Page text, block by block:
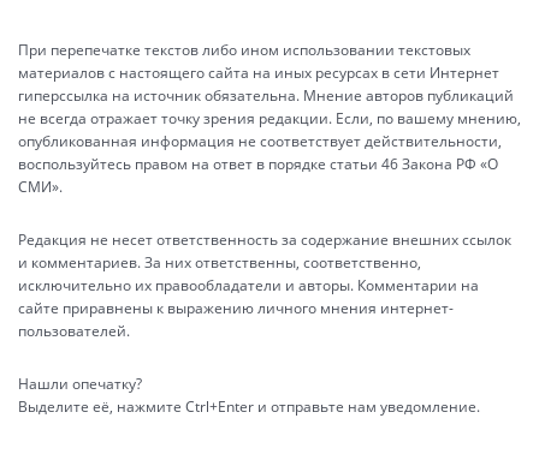
При перепечатке текстов либо ином использовании текстовых
материалов с настоящего сайта на иных ресурсах в сети Интернет
гиперссылка на источник обязательна. Мнение авторов публикаций
не всегда отражает точку зрения редакции. Если, по вашему мнению,
опубликованная информация не соответствует действительности,
воспользуйтесь правом на ответ в порядке статьи 46 Закона РФ «О
СМИ».
Редакция не несет ответственность за содержание внешних ссылок
и комментариев. За них ответственны, соответственно,
исключительно их правообладатели и авторы. Комментарии на
сайте приравнены к выражению личного мнения интернет-
пользователей.
Нашли опечатку?
Выделите её, нажмите Ctrl+Enter и отправьте нам уведомление.